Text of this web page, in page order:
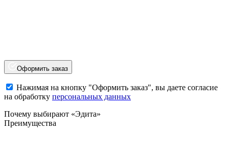
Оформить заказ
Нажимая на кнопку "Оформить заказ", вы даете согласие
на обработку персональных данных
Почему выбирают «Эдита»
Преимущества